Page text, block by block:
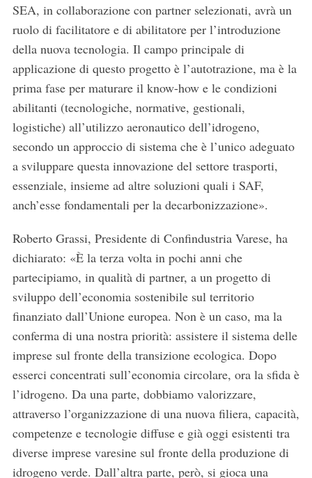
SEA, in collaborazione con partner selezionati, avrà un
ruolo di facilitatore e di abilitatore per l’introduzione
della nuova tecnologia. Il campo principale di
applicazione di questo progetto è l’autotrazione, ma è la
prima fase per maturare il know-how e le condizioni
abilitanti (tecnologiche, normative, gestionali,
logistiche) all’utilizzo aeronautico dell’idrogeno,
secondo un approccio di sistema che è l’unico adeguato
a sviluppare questa innovazione del settore trasporti,
essenziale, insieme ad altre soluzioni quali i SAF,
anch’esse fondamentali per la decarbonizzazione».
Roberto Grassi, Presidente di Confindustria Varese, ha
dichiarato: «È la terza volta in pochi anni che
partecipiamo, in qualità di partner, a un progetto di
sviluppo dell’economia sostenibile sul territorio
finanziato dall’Unione europea. Non è un caso, ma la
conferma di una nostra priorità: assistere il sistema delle
imprese sul fronte della transizione ecologica. Dopo
esserci concentrati sull’economia circolare, ora la sfida è
l’idrogeno. Da una parte, dobbiamo valorizzare,
attraverso l’organizzazione di una nuova filiera, capacità,
competenze e tecnologie diffuse e già oggi esistenti tra
diverse imprese varesine sul fronte della produzione di
idrogeno verde. Dall’altra parte, però, si gioca una